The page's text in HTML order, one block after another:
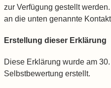
zur Verfügung gestellt
an die unten genannte
Erstellung dieser Erklärung
Diese Erklärung wurde am
Selbstbewertung erstellt.